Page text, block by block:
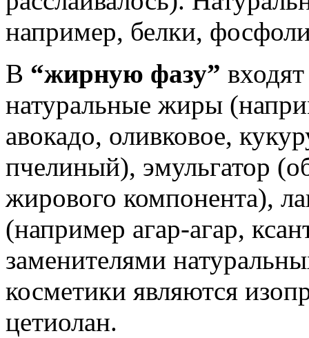
например, белки,
В “жирную фазу”
натуральные жиры
авокадо, оливковое,
пчелиный), эмульгатор
жирового компонента),
(например агар-агар,
заменителями
косметики являются
цетиолан.